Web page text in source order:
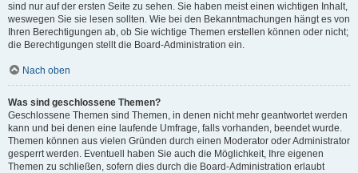
sind nur auf der ersten Seite zu sehen. Sie haben meist einen wichtigen Inhalt,
weswegen Sie sie lesen sollten. Wie bei den Bekanntmachungen hängt es von
Ihren Berechtigungen ab, ob Sie wichtige Themen erstellen können oder nicht;
die Berechtigungen stellt die Board-Administration ein.
Nach oben
Was sind geschlossene Themen?
Geschlossene Themen sind Themen, in denen nicht mehr geantwortet werden
kann und bei denen eine laufende Umfrage, falls vorhanden, beendet wurde.
Themen können aus vielen Gründen durch einen Moderator oder Administrator
gesperrt werden. Eventuell haben Sie auch die Möglichkeit, Ihre eigenen
Themen zu schließen, sofern dies durch die Board-Administration erlaubt